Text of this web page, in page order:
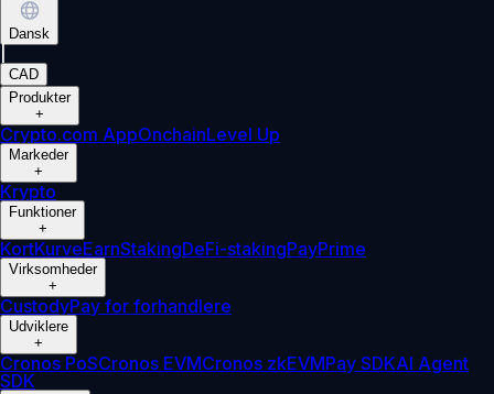
Dansk
CAD
Produkter
+
Crypto.com AppOnchainLevel Up
Markeder
+
Krypto
Funktioner
+
KortKurveEarnStakingDeFi-stakingPayPrime
Virksomheder
+
CustodyPay for forhandlere
Udviklere
+
Cronos PoSCronos EVMCronos zkEVMPay SDKAI Agent
SDK